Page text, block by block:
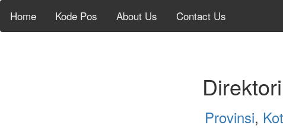
Home Kode Pos About Us Contact Us
Provinsi,